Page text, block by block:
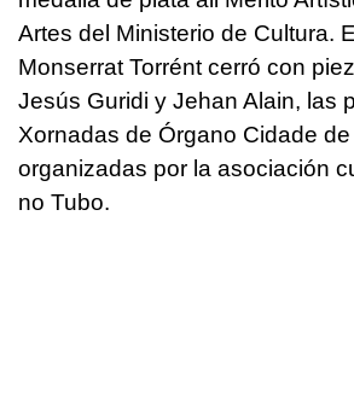
Artes del Ministerio de Cultura.
Monserrat Torrént cerró con
Jesús Guridi y Jehan Alain, las
Xornadas de Órgano Cidade
organizadas por la asociación
no Tubo.